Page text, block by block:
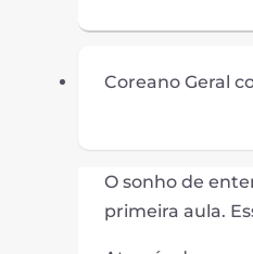
Coreano Geral
O sonho de
primeira aula.